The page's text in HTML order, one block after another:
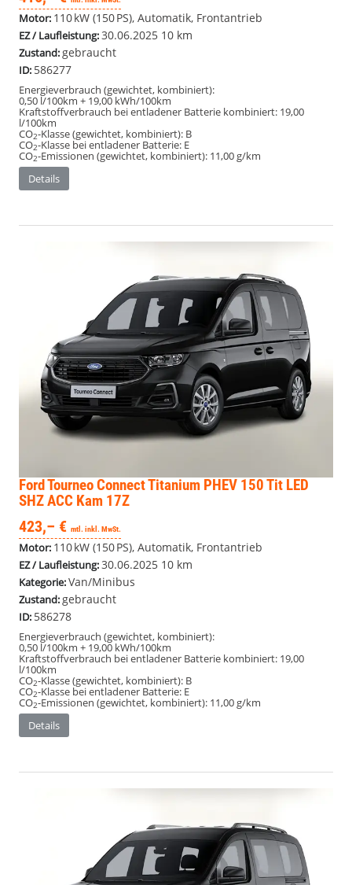
Motor: 110 kW (150 PS), Automatik, Frontantrieb
EZ / Laufleistung:30.06.2025 10 km
Zustand: gebraucht
ID: 586277
Energieverbrauch (gewichtet, kombiniert):
0,50 l/100km + 19,00 kWh/100km
Kraftstoffverbrauch bei entladener Batterie kombiniert: 19,00
l/100km
CO2-Klasse (gewichtet, kombiniert): B
CO2-Klasse bei entladener Batterie: E
CO2-Emissionen (gewichtet, kombiniert): 11,00 g/km
Details
Ford Tourneo ConnectTitanium PHEV 150 Tit LED
SHZ ACC Kam 17Z
423,– € mtl. inkl. MwSt.
Motor: 110 kW (150 PS), Automatik, Frontantrieb
EZ / Laufleistung:30.06.2025 10 km
Kategorie:Van/Minibus
Zustand:gebraucht
ID: 586278
Energieverbrauch (gewichtet, kombiniert):
0,50 l/100km + 19,00 kWh/100km
Kraftstoffverbrauch bei entladener Batterie kombiniert: 19,00
l/100km
CO2-Klasse (gewichtet, kombiniert): B
CO2-Klasse bei entladener Batterie: E
CO2-Emissionen (gewichtet, kombiniert): 11,00 g/km
Details